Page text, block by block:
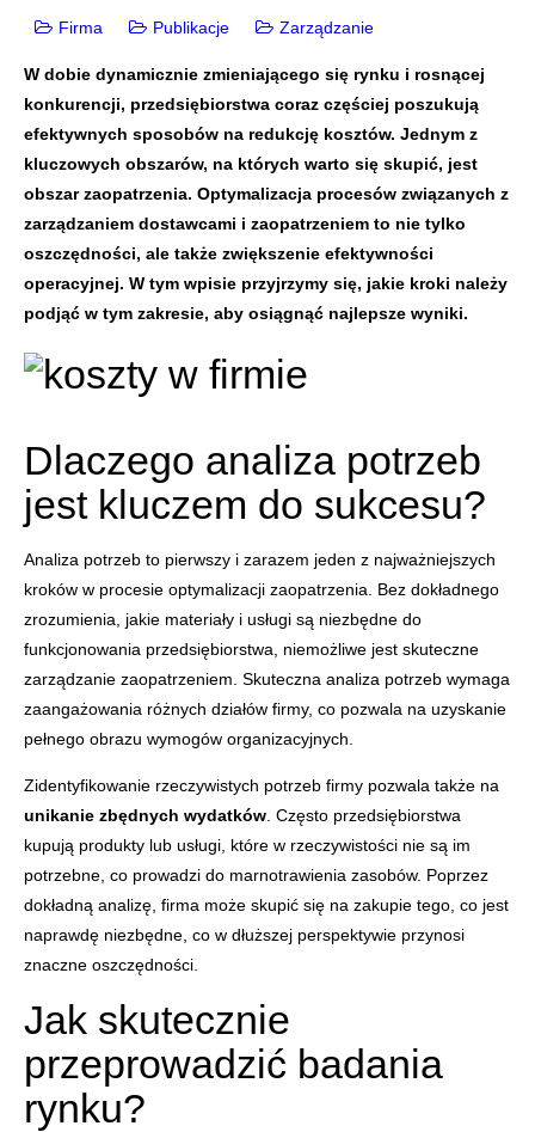
Firma Publikacje Zarządzanie
W dobie dynamicznie zmieniającego się rynku i rosnącej
konkurencji, przedsiębiorstwa coraz częściej poszukują
efektywnych sposobów na redukcję kosztów. Jednym z
kluczowych obszarów, na których warto się skupić, jest
obszar zaopatrzenia. Optymalizacja procesów związanych z
zarządzaniem dostawcami i zaopatrzeniem to nie tylko
oszczędności, ale także zwiększenie efektywności
operacyjnej. W tym wpisie przyjrzymy się, jakie kroki należy
podjąć w tym zakresie, aby osiągnąć najlepsze wyniki.
Dlaczego analiza potrzeb
jest kluczem do sukcesu?
Analiza potrzeb to pierwszy i zarazem jeden z najważniejszych
kroków w procesie optymalizacji zaopatrzenia. Bez dokładnego
zrozumienia, jakie materiały i usługi są niezbędne do
funkcjonowania przedsiębiorstwa, niemożliwe jest skuteczne
zarządzanie zaopatrzeniem. Skuteczna analiza potrzeb wymaga
zaangażowania różnych działów firmy, co pozwala na uzyskanie
pełnego obrazu wymogów organizacyjnych.
Zidentyfikowanie rzeczywistych potrzeb firmy pozwala także na
unikanie zbędnych wydatków . Często przedsiębiorstwa
kupują produkty lub usługi, które w rzeczywistości nie są im
potrzebne, co prowadzi do marnotrawienia zasobów. Poprzez
dokładną analizę, firma może skupić się na zakupie tego, co jest
naprawdę niezbędne, co w dłuższej perspektywie przynosi
znaczne oszczędności.
Jak skutecznie
przeprowadzić badania
rynku?